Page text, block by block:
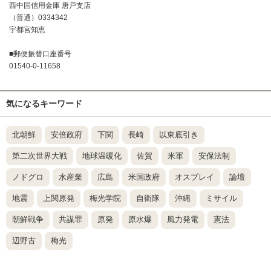
西中国信用金庫 唐戸支店
（普通）0334342
宇都宮知恵
■郵便振替口座番号
01540-0-11658
気になるキーワード
北朝鮮 安倍政府 下関 長崎 以東底引き
第二次世界大戦 地球温暖化 佐賀 米軍 安保法制
ノドグロ 水産業 広島 米国政府 オスプレイ 論壇
地震 上関原発 梅光学院 自衛隊 沖縄 ミサイル
朝鮮戦争 共謀罪 原発 原水爆 風力発電 憲法
辺野古 梅光